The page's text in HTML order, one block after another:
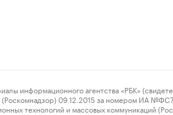
агентства «РБК»
09.12.2015 за номером ИА
технологий и массовых коммуникаций